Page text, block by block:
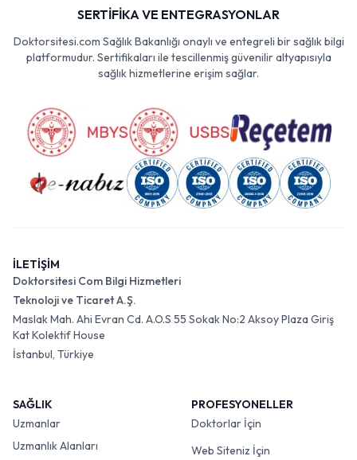
SERTİFİKA VE ENTEGRASYONLAR
Doktorsitesi.com Sağlık Bakanlığı onaylı ve entegreli bir sağlık bilgi
platformudur. Sertifikaları ile tescillenmiş güvenilir altyapısıyla
sağlık hizmetlerine erişim sağlar.
İLETİŞİM
Doktorsitesi Com Bilgi Hizmetleri
Teknoloji ve Ticaret A.Ş.
Maslak Mah. Ahi Evran Cd. A.O.S 55 Sokak No:2 Aksoy Plaza Giriş
Kat Kolektif House
İstanbul, Türkiye
SAĞLIK
Uzmanlar
Uzmanlık Alanları
PROFESYONELLER
Doktorlar İçin
Web Siteniz İçin